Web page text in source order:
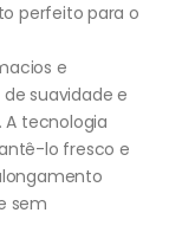
perfeito para o
e
suavidade e
tecnologia
lo fresco e
sem